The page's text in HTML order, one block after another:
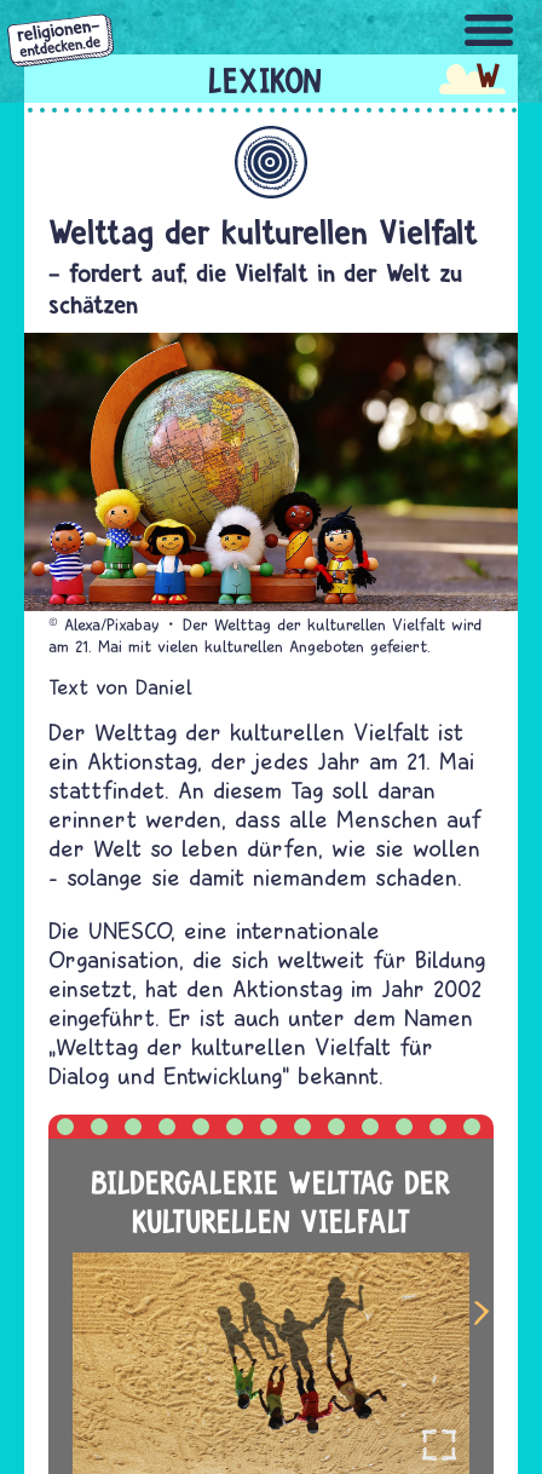
Direkt
zum
Inhalt
W
Welttag der kulturellen Vielfalt
- fordert auf, die Vielfalt in der Welt zu
schätzen
© Alexa/Pixabay
Der Welttag der kulturellen Vielfalt wird
am 21. Mai mit vielen kulturellen Angeboten gefeiert.
Text von Daniel
Der Welttag der kulturellen Vielfalt ist
ein Aktionstag, der jedes Jahr am 21. Mai
stattfindet. An diesem Tag soll daran
erinnert werden, dass alle Menschen auf
der Welt so leben dürfen, wie sie wollen
– solange sie damit niemandem schaden.
Die UNESCO, eine internationale
Organisation, die sich weltweit für Bildung
einsetzt, hat den Aktionstag im Jahr 2002
eingeführt. Er ist auch unter dem Namen
„Welttag der kulturellen Vielfalt für
Dialog und Entwicklung“ bekannt.
BILDERGALERIE WELTTAG DER
KULTURELLEN VIELFALT